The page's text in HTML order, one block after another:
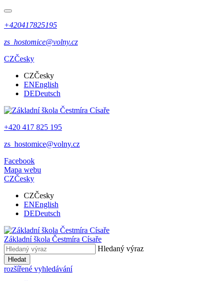
+420417825195
zs_hostomice@volny.cz
CZČesky
CZČesky
ENEnglish
DEDeutsch
+420 417 825 195
zs_hostomice@volny.cz
Facebook
Mapa webu
CZČesky
CZČesky
ENEnglish
DEDeutsch
Základní škola Čestmíra Císaře
Hledaný výraz
Hledat
rozšířené vyhledávání